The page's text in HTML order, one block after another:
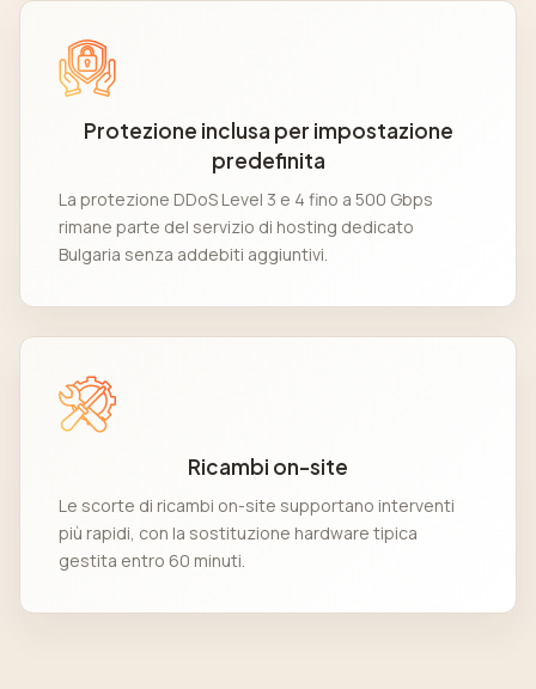
Protezione inclusa per impostazione
predefinita
La protezione DDoS Level 3 e 4 fino a 500 Gbps
rimane parte del servizio di hosting dedicato
Bulgaria senza addebiti aggiuntivi.
Ricambi on-site
Le scorte di ricambi on-site supportano interventi
più rapidi, con la sostituzione hardware tipica
gestita entro 60 minuti.